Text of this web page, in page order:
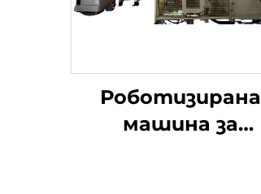
Роботизирана
машина за